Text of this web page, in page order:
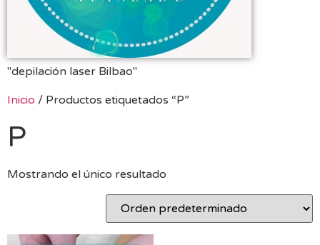
"depilación laser Bilbao"
Inicio / Productos etiquetados “P”
P
Mostrando el único resultado